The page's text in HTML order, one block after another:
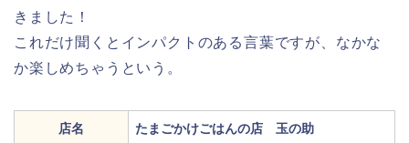
きました！
これだけ聞くとインパクトのある言葉ですが、なかな
か楽しめちゃうという。
店名 たまごかけごはんの店 玉の助